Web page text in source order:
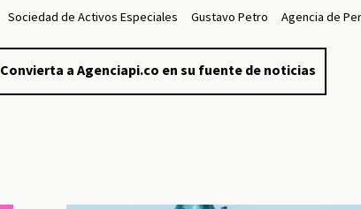
Sociedad de Activos Especiales Gustavo Petro Agencia de
Convierta a Agenciapi.co en su fuente de noticias